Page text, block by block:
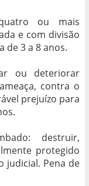
ou mais
e com divisão
de 3 a 8 anos.
ou deteriorar
contra o
prejuízo para
destruir,
protegido
judicial. Pena de